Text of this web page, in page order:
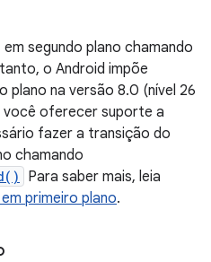
segundo plano chamando
o Android impõe
plano na versão 8.0 (nível 26
você oferecer suporte a
fazer a transição do
chamando
Para saber mais, leia
primeiro plano.